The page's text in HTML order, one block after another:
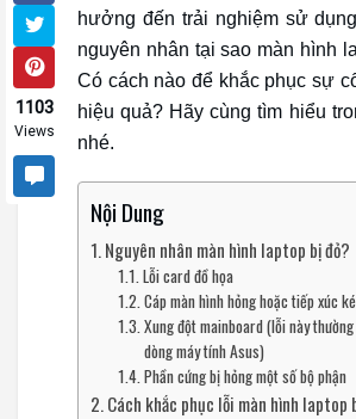
1103
Views
hưởng đến trải nghiệm sử
nguyên nhân tại sao màn hình
Có cách nào để khắc phục sự
hiệu quả? Hãy cùng tìm hiểu
nhé.
Nội Dung
Nguyên nhân màn hình laptop bị đỏ?
Lỗi card đồ họa
Cáp màn hình hỏng hoặc tiếp xúc
Xung đột mainboard (lỗi này
dòng máy tính Asus)
Phần cứng bị hỏng một số bộ phận
Cách khắc phục lỗi màn hình laptop